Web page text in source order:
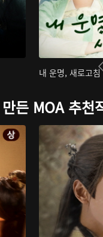
내 운명, 새로고침
든 MOA 추천